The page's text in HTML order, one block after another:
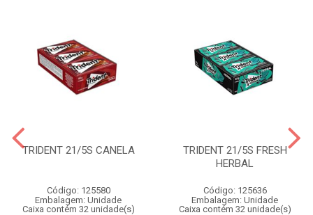
TRIDENT 21/5S CANELA
Código: 125580
Embalagem: Unidade
Caixa contém 32 unidade(s)
TRIDENT 21/5S FRESH
HERBAL
Código: 125636
Embalagem: Unidade
Caixa contém 32 unidade(s)